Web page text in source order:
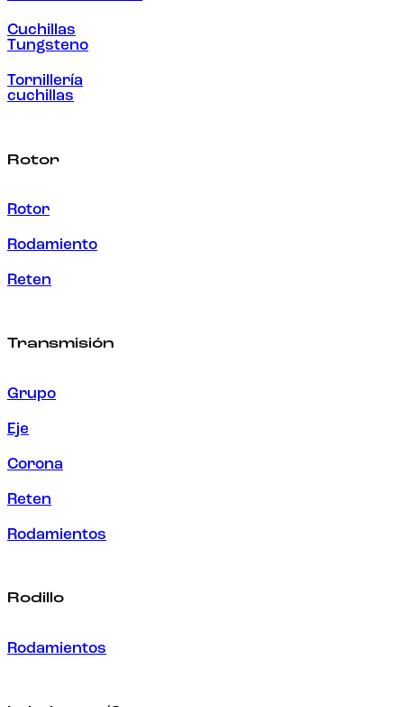
Cuchillas
Tungsteno
Tornillería
cuchillas
Rotor
Rotor
Rodamiento
Reten
Transmisión
Grupo
Eje
Corona
Reten
Rodamientos
Rodillo
Rodamientos